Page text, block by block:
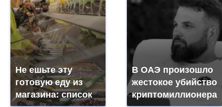
Не ешьте эту
готовую еду из
магазина: список
В ОАЭ произошло
жестокое убийство
криптомиллионера